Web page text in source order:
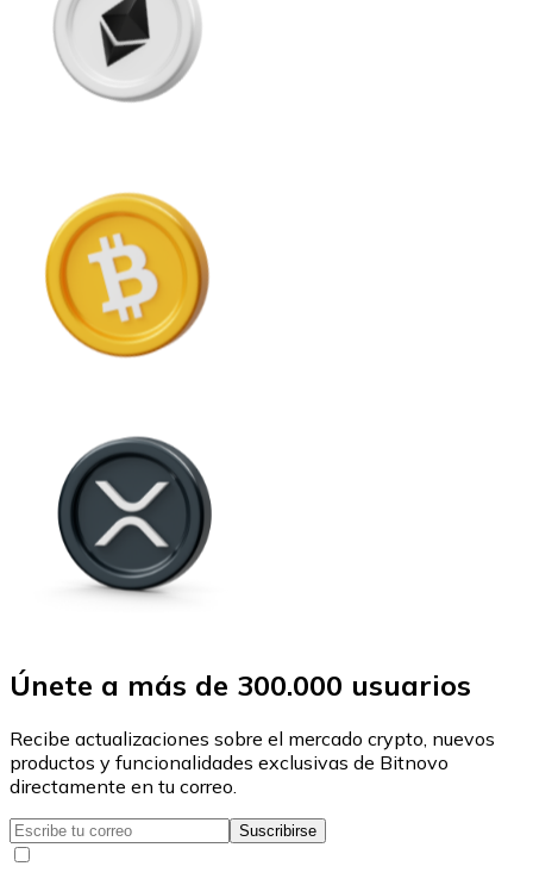
Únete a más de 300.000 usuarios
Recibe actualizaciones sobre el mercado crypto, nuevos
productos y funcionalidades exclusivas de Bitnovo
directamente en tu correo.
Suscribirse